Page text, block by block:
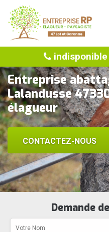
indisponible
Entreprise
Lalandusse
élagueur
CONTACTEZ-NOUS
Demande